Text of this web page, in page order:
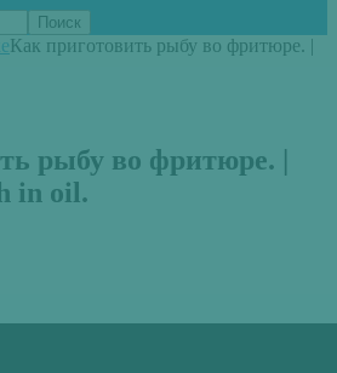
Как приготовить рыбу во фритюре. |
рыбу во фритюре. |
in oil.